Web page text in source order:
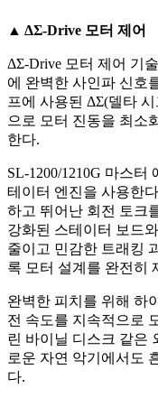
▲ ΔΣ-Drive 모터 제어
ΔΣ-Drive 모터 제어 기
에 완벽한 사인파 신호
프에 사용된 ΔΣ(델타
으로 모터 진동을 최소
한다.
SL-1200/1210G 마스
테이터 엔진을 사용한
하고 뛰어난 회전 토크
강화된 스테이터 보드
줄이고 민감한 트래킹
록 모터 설계를 완전히
완벽한 피치를 위해 하
전 속도를 지속적으로
린 바이닐 디스크 같은
로운 자연 악기에서도
다.